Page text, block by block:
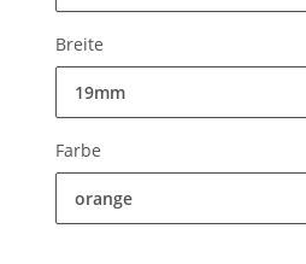
Breite
19mm
Farbe
orange